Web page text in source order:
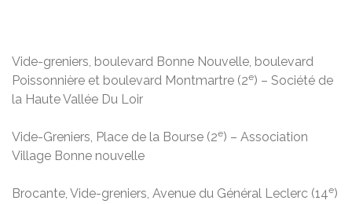
Vide-greniers, boulevard Bonne Nouvelle, boulevard
Poissonnière et boulevard Montmartre (2e) – Société de
la Haute Vallée Du Loir
Vide-Greniers, Place de la Bourse (2e) – Association
Village Bonne nouvelle
Brocante, Vide-greniers, Avenue du Général Leclerc (14e)